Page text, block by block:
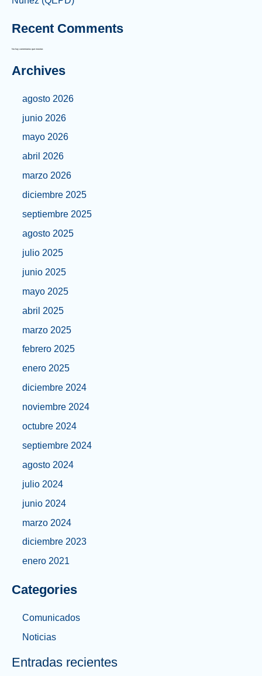
Recent Comments
No hay comentarios que mostrar.
Archives
agosto 2026
junio 2026
mayo 2026
abril 2026
marzo 2026
diciembre 2025
septiembre 2025
agosto 2025
julio 2025
junio 2025
mayo 2025
abril 2025
marzo 2025
febrero 2025
enero 2025
diciembre 2024
noviembre 2024
octubre 2024
septiembre 2024
agosto 2024
julio 2024
junio 2024
marzo 2024
diciembre 2023
enero 2021
Categories
Comunicados
Noticias
Entradas recientes